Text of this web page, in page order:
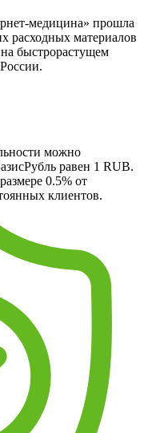
медицина» прошла
расходных материалов
быстрорастущем
можно
равен 1 RUB.
0.5% от
клиентов.